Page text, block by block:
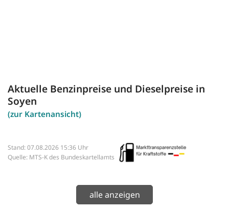
Aktuelle Benzinpreise und Dieselpreise in
Soyen
(zur Kartenansicht)
Stand: 07.08.2026 15:36 Uhr
Quelle: MTS-K des Bundeskartellamts
alle anzeigen